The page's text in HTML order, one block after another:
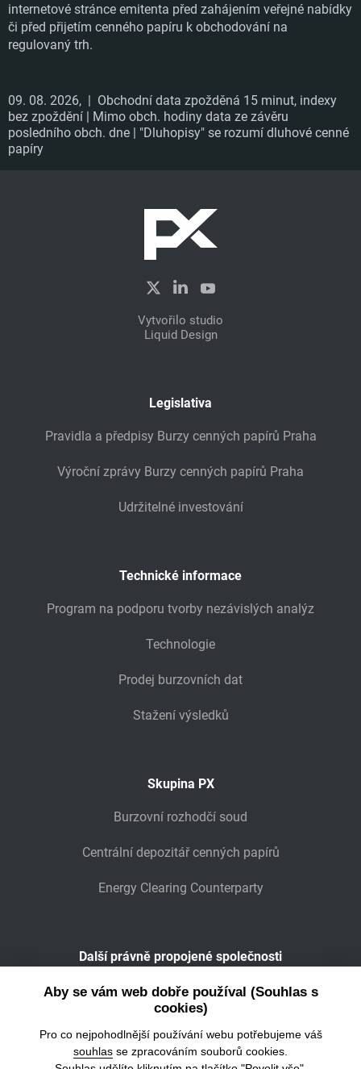
internetové stránce emitenta před zahájením veřejné nabídky
či před přijetím cenného papíru k obchodování na
regulovaný trh.
09. 08. 2026, | Obchodní data zpožděná 15 minut, indexy
bez zpoždění | Mimo obch. hodiny data ze závěru
posledního obch. dne | "Dluhopisy" se rozumí dluhové cenné
papíry
Vytvořilo studio
Liquid Design
Legislativa
Pravidla a předpisy Burzy cenných papírů Praha
Výroční zprávy Burzy cenných papírů Praha
Udržitelné investování
Technické informace
Program na podporu tvorby nezávislých analýz
Technologie
Prodej burzovních dat
Stažení výsledků
Skupina PX
Burzovní rozhodčí soud
Centrální depozitář cenných papírů
Energy Clearing Counterparty
Další právně propojené společnosti
Wiener Börse
Aby se vám web dobře používal (Souhlas s
cookies)
Pro co nejpohodlnější používání webu potřebujeme váš
souhlas se zpracováním souborů cookies.